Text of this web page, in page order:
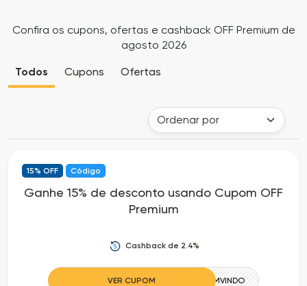
os
as
Confira os cupons, ofertas e cashback OFF Premium de
agosto 2026
Todos Cupons Ofertas
15% OFF Código
Ganhe 15% de desconto usando Cupom OFF
Premium
Cashback de 2.4%
VER CUPOM BEMVINDO